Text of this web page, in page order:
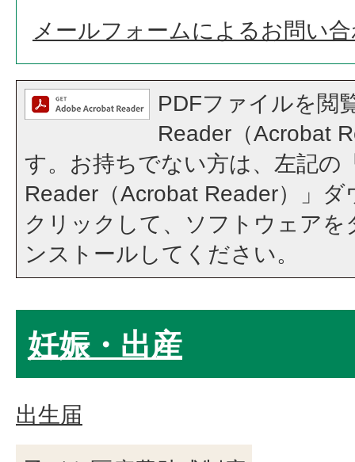
メールフォームによるお問い
PDFファイルを閲
Reader（Acrobat
す。お持ちでない方は、左記の
Reader（Acrobat Reader）」
クリックして、ソフトウェア
ンストールしてください。
妊娠・出産
出生届